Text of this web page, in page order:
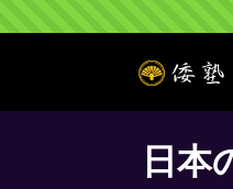
ン
ツ
ビ
シ
日本